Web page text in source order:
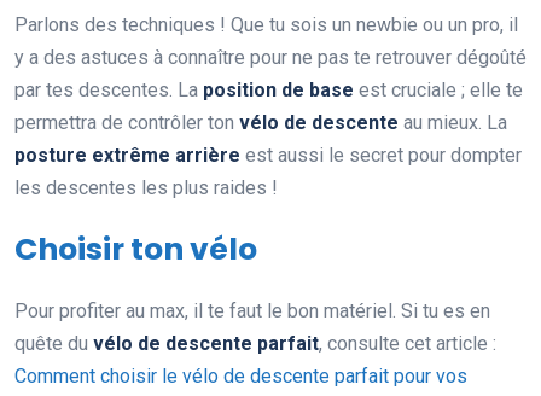
Parlons des techniques ! Que tu sois un newbie ou un pro, il
y a des astuces à connaître pour ne pas te retrouver dégoûté
par tes descentes. La position de base est cruciale ; elle te
permettra de contrôler ton vélo de descente au mieux. La
posture extrême arrière est aussi le secret pour dompter
les descentes les plus raides !
Choisir ton vélo
Pour profiter au max, il te faut le bon matériel. Si tu es en
quête du vélo de descente parfait, consulte cet article :
Comment choisir le vélo de descente parfait pour vos